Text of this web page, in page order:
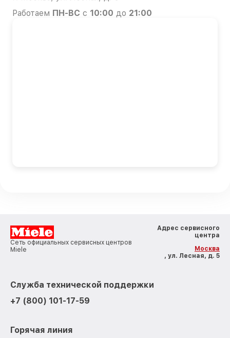
Работаем ПН-ВС с 10:00 до 21:00
Сеть официальных сервисных центров
Miele
Адрес сервисного
центра
Москва
, ул. Лесная, д. 5
Служба технической поддержки
+7 (800) 101-17-59
Горячая линия